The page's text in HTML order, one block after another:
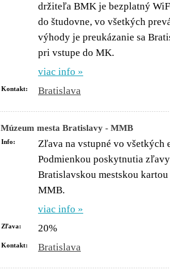
držiteľa BMK je bezplatný
do študovne, vo všetkých
výhody je preukázanie sa
pri vstupe do MK.
viac info »
Kontakt: Bratislava
Múzeum mesta Bratislavy - MMB
Info:
Zľava na vstupné vo všetkých
Podmienkou poskytnutia
Bratislavskou mestskou
MMB.
viac info »
Zľava: 20%
Kontakt: Bratislava